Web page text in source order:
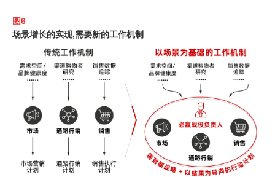
图6
场景增长的实现,需要新的工作机制